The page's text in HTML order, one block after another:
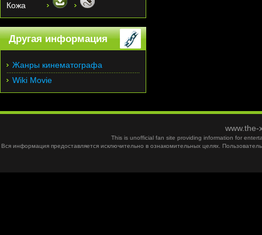
Кожа
Другая информация
Жанры кинематографа
Wiki Movie
This is unofficial fan site providing information for
Вся информация предоставляется исключительно в ознакомительных целях.